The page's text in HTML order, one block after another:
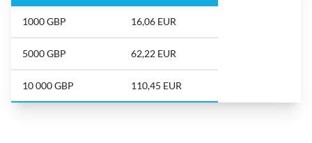
1000 GBP 16,06 EUR
5000 GBP 62,22 EUR
10 000 GBP 110,45 EUR